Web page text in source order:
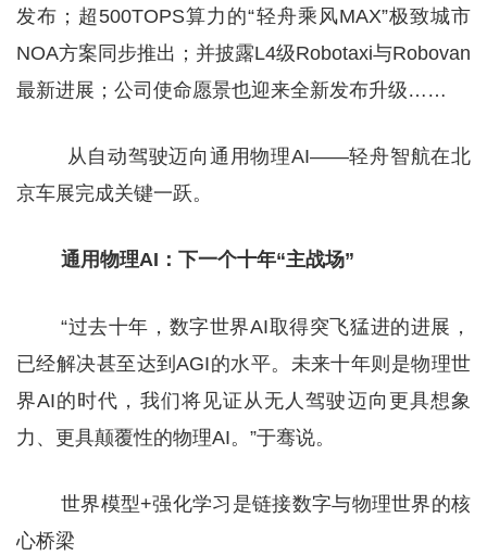
发布；超500TOPS算力的“轻舟乘风MAX”极致城市
NOA方案同步推出；并披露L4级Robotaxi与Robovan
最新进展；公司使命愿景也迎来全新发布升级……
从自动驾驶迈向通用物理AI——轻舟智航在北
京车展完成关键一跃。
通用物理AI：下一个十年“主战场”
“过去十年，数字世界AI取得突飞猛进的进展，
已经解决甚至达到AGI的水平。未来十年则是物理世
界AI的时代，我们将见证从无人驾驶迈向更具想象
力、更具颠覆性的物理AI。”于骞说。
世界模型+强化学习是链接数字与物理世界的核
心桥梁